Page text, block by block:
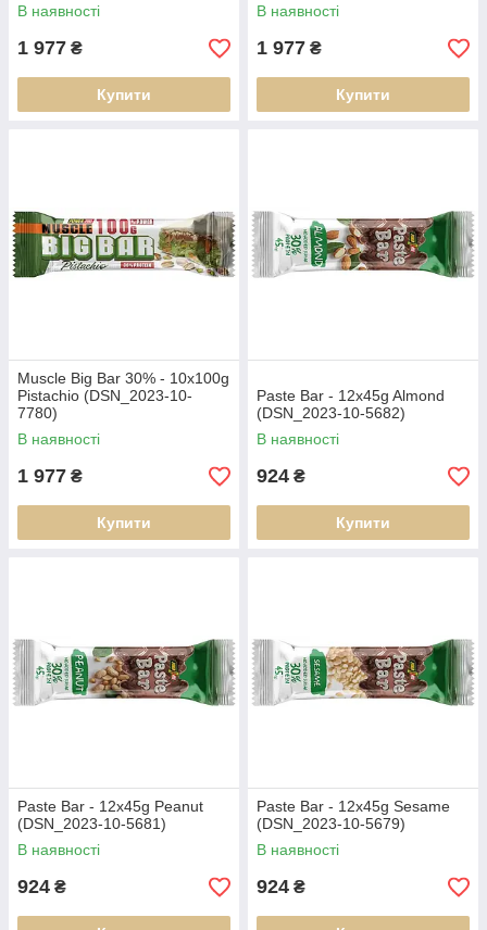
В наявності
1 977 ₴
Купити
В наявності
1 977 ₴
Купити
Muscle Big Bar 30% - 10x100g
Pistachio (DSN_2023-10-
7780)
В наявності
1 977 ₴
Купити
Paste Bar - 12x45g Almond
(DSN_2023-10-5682)
В наявності
924 ₴
Купити
Paste Bar - 12x45g Peanut
(DSN_2023-10-5681)
В наявності
924 ₴
Paste Bar - 12x45g Sesame
(DSN_2023-10-5679)
В наявності
924 ₴